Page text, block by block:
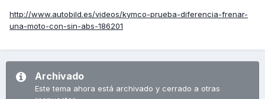
http://www.autobild.es/videos/kymco-prueba-diferencia-frenar-
una-moto-con-sin-abs-186201
Archivado
Este tema ahora está archivado y cerrado a otras